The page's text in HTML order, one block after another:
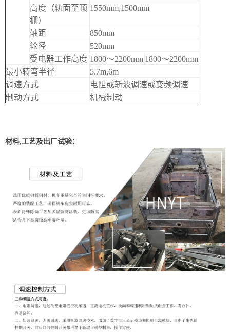
高度（轨面至顶
棚）
1550mm,1500mm
轴距
850mm
轮径
520mm
受电器工作高度 1800～2200mm 1800～2200mm
最小转弯半径
5.7m,6m
调速方式
电阻或斩波调速或变频调速
制动方式
机械制动
材料,工艺及出厂试验：